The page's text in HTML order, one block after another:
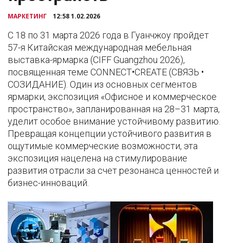
МАРКЕТИНГ 12:58 1.02.2026
С 18 по 31 марта 2026 года в Гуанчжоу пройдет
57-я Китайская международная мебельная
выставка-ярмарка (CIFF Guangzhou 2026),
посвященная теме CONNECT•CREATE (СВЯЗЬ •
СОЗИДАНИЕ). Один из основных сегментов
ярмарки, экспозиция «Офисное и коммерческое
пространство», запланированная на 28–31 марта,
уделит особое внимание устойчивому развитию.
Превращая концепции устойчивого развития в
ощутимые коммерческие возможности, эта
экспозиция нацелена на стимулирование
развития отрасли за счет резонанса ценностей и
бизнес-инноваций.